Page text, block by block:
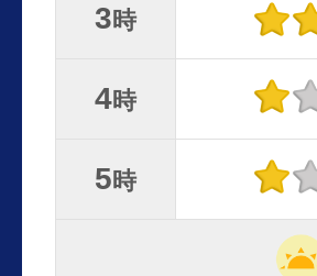
3時
4時
5時